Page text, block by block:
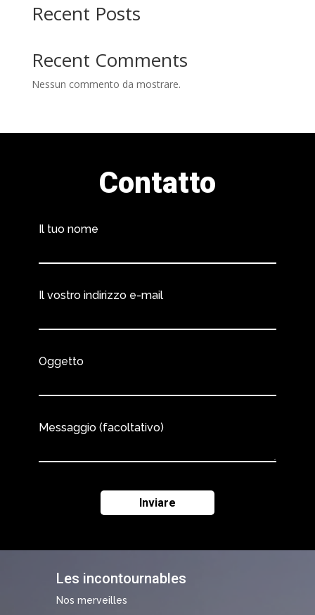
Recent Posts
Recent Comments
Nessun commento da mostrare.
Les incontournables
Nos merveilles
Contatto
Il tuo nome
Il vostro indirizzo e-mail
Oggetto
Messaggio (facoltativo)